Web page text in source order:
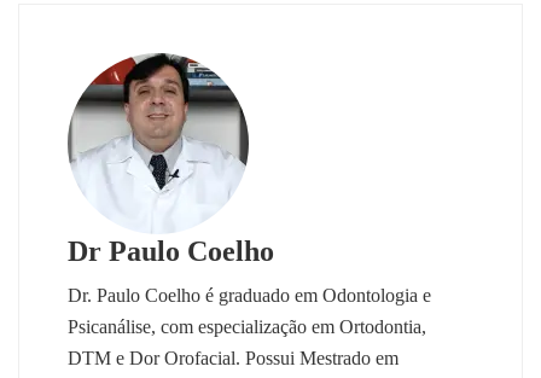
Dr Paulo Coelho
Dr. Paulo Coelho é graduado em Odontologia e
Psicanálise, com especialização em Ortodontia,
DTM e Dor Orofacial. Possui Mestrado em